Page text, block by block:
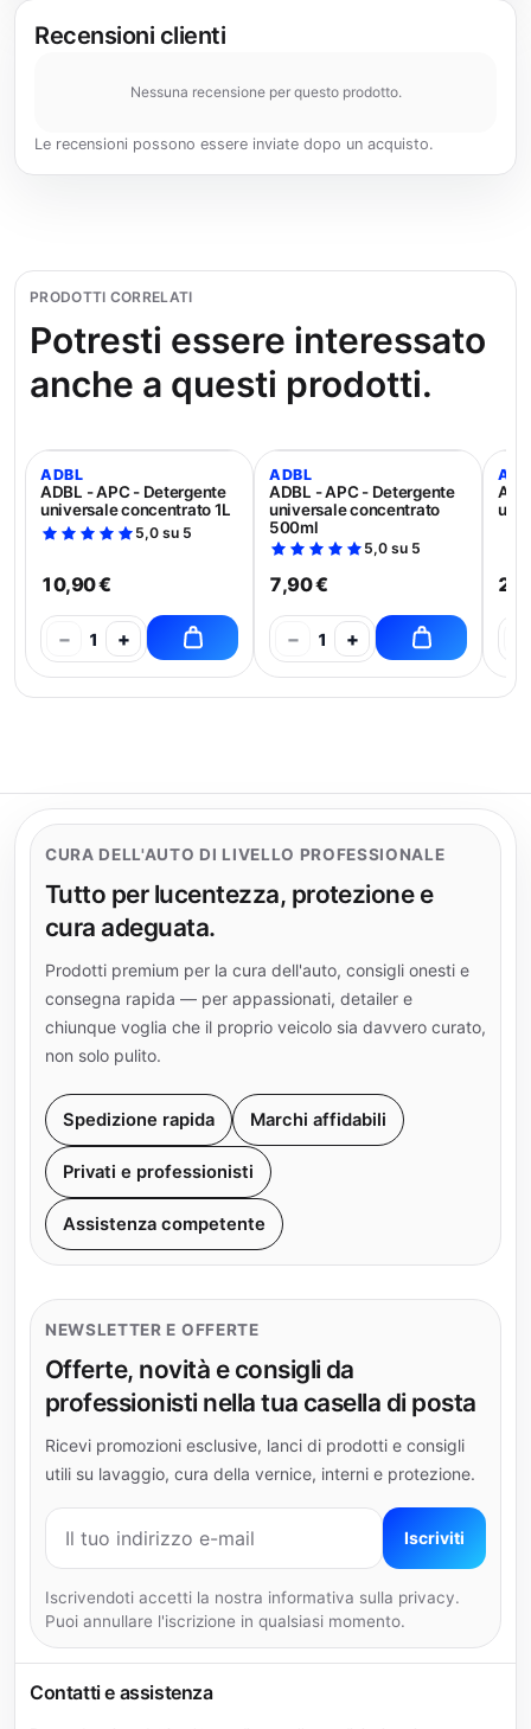
Recensioni clienti
Nessuna recensione per questo prodotto.
Le recensioni possono essere inviate dopo un acquisto.
PRODOTTI CORRELATI
Potresti essere interessato
anche a questi prodotti.
ADBL
ADBL - APC - Detergente
universale concentrato 1L
5,0 su 5
10,90 €
− 1 +
ADBL
ADBL - APC - Detergente
universale concentrato
500ml
5,0 su 5
7,90 €
− 1 +
CURA DELL'AUTO DI LIVELLO PROFESSIONALE
Tutto per lucentezza, protezione e
cura adeguata.
Prodotti premium per la cura dell'auto, consigli onesti e
consegna rapida — per appassionati, detailer e
chiunque voglia che il proprio veicolo sia davvero curato,
non solo pulito.
Spedizione rapida Marchi affidabili
Privati e professionisti
Assistenza competente
NEWSLETTER E OFFERTE
Offerte, novità e consigli da
professionisti nella tua casella di posta
Ricevi promozioni esclusive, lanci di prodotti e consigli
utili su lavaggio, cura della vernice, interni e protezione.
Indirizzo e-mail
Iscriviti
Iscrivendoti accetti la nostra informativa sulla privacy.
Puoi annullare l'iscrizione in qualsiasi momento.
Contatti e assistenza